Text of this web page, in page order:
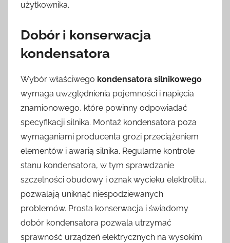
użytkownika.
Dobór i konserwacja
kondensatora
Wybór właściwego kondensatora silnikowego
wymaga uwzględnienia pojemności i napięcia
znamionowego, które powinny odpowiadać
specyfikacji silnika. Montaż kondensatora poza
wymaganiami producenta grozi przeciążeniem
elementów i awarią silnika. Regularne kontrole
stanu kondensatora, w tym sprawdzanie
szczelności obudowy i oznak wycieku elektrolitu,
pozwalają uniknąć niespodziewanych
problemów. Prosta konserwacja i świadomy
dobór kondensatora pozwala utrzymać
sprawność urządzeń elektrycznych na wysokim